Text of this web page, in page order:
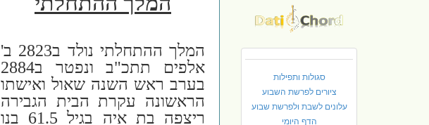
סגולות ותפילות
ציורים לפרשת השבוע
עלונים לשבת ולפרשת שבוע
הדף היומי
המלך ההתחלתי נולד ב2823 ב'
אלפים תתכ"ב ונפטר ב2884
בערב ראש השנה שאול ואישתו
הראשונה עקרת הבית הגבירה
ריצפה בת איה בגיל 61.5 בנו